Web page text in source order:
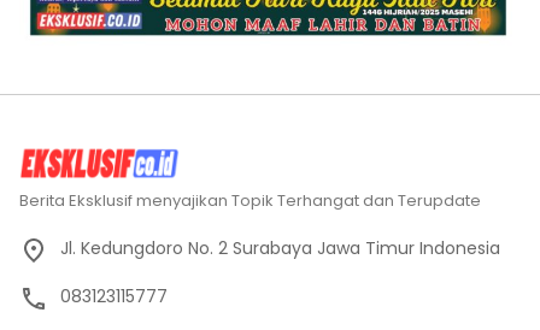
Berita Eksklusif menyajikan Topik Terhangat dan Terupdate
Jl. Kedungdoro No. 2 Surabaya Jawa Timur Indonesia
083123115777